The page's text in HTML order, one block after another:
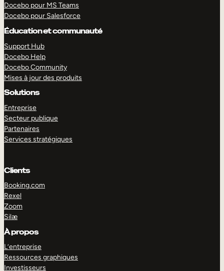
Docebo pour MS Teams
Docebo pour Salesforce
Éducation et communauté
Support Hub
Docebo Help
Docebo Community
Mises à jour des produits
Solutions
Entreprise
Secteur publique
Partenaires
Services stratégiques
Clients
Booking.com
Rexel
Zoom
Silæ
À propos
L’entreprise
Ressources graphiques
Investisseurs